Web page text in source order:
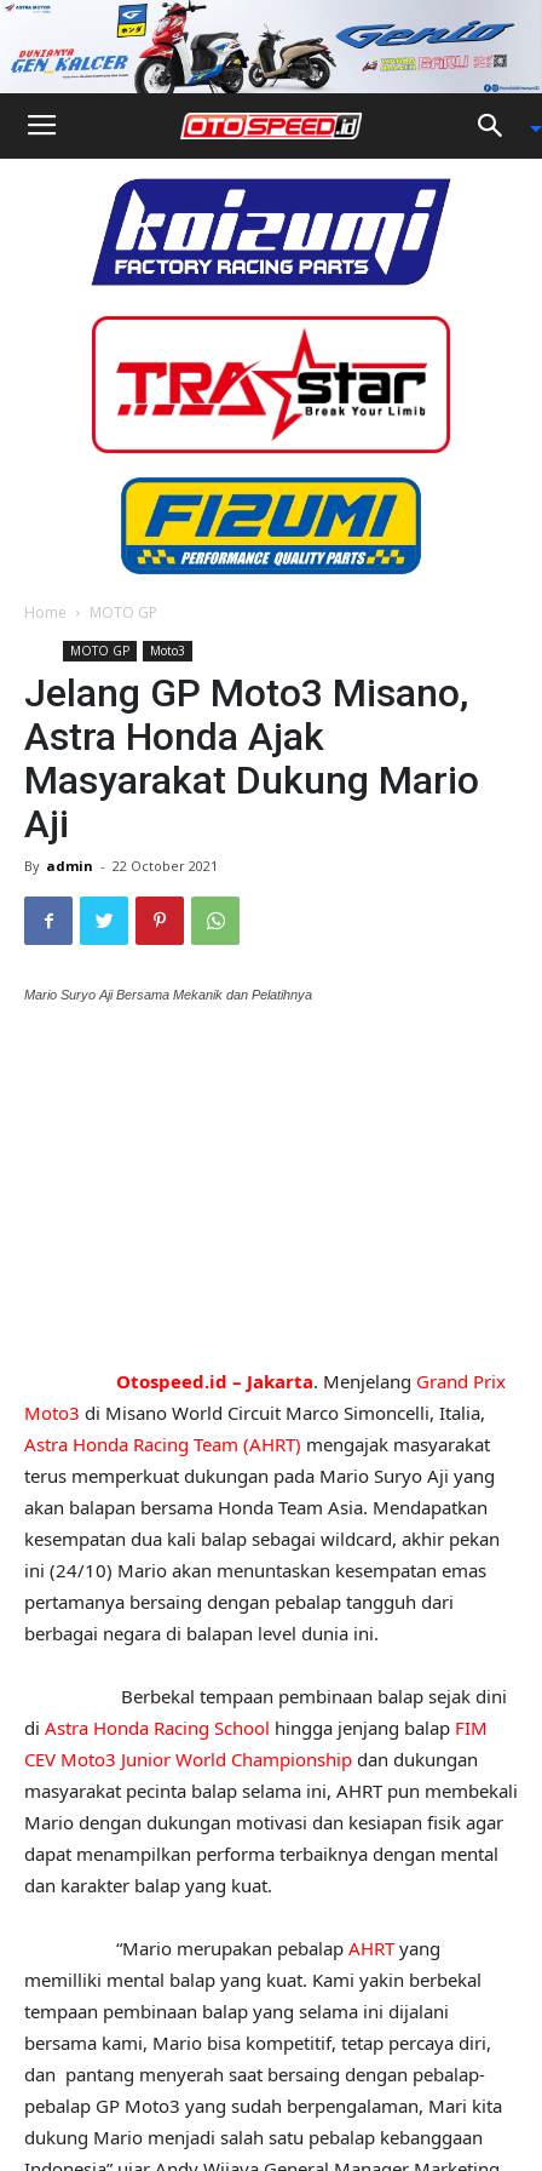
Home MOTO GP
MOTO GP Moto3
Jelang GP Moto3 Misano,
Astra Honda Ajak
Masyarakat Dukung Mario
Aji
By admin - 22 October 2021
Mario Suryo Aji Bersama Mekanik dan Pelatihnya
Otospeed.id – Jakarta. Menjelang Grand Prix
Moto3 di Misano World Circuit Marco Simoncelli, Italia,
Astra Honda Racing Team (AHRT) mengajak masyarakat
terus memperkuat dukungan pada Mario Suryo Aji yang
akan balapan bersama Honda Team Asia. Mendapatkan
kesempatan dua kali balap sebagai wildcard, akhir pekan
ini (24/10) Mario akan menuntaskan kesempatan emas
pertamanya bersaing dengan pebalap tangguh dari
berbagai negara di balapan level dunia ini.
Berbekal tempaan pembinaan balap sejak dini
di Astra Honda Racing School hingga jenjang balap FIM
CEV Moto3 Junior World Championship dan dukungan
masyarakat pecinta balap selama ini, AHRT pun membekali
Mario dengan dukungan motivasi dan kesiapan fisik agar
dapat menampilkan performa terbaiknya dengan mental
dan karakter balap yang kuat.
“Mario merupakan pebalap AHRTyang
memilliki mental balap yang kuat. Kami yakin berbekal
tempaan pembinaan balap yang selama ini dijalani
bersama kami, Mario bisa kompetitif, tetap percaya diri,
dan pantang menyerah saat bersaing dengan pebalap-
pebalap GP Moto3 yang sudah berpengalaman, Mari kita
dukung Mario menjadi salah satu pebalap kebanggaan